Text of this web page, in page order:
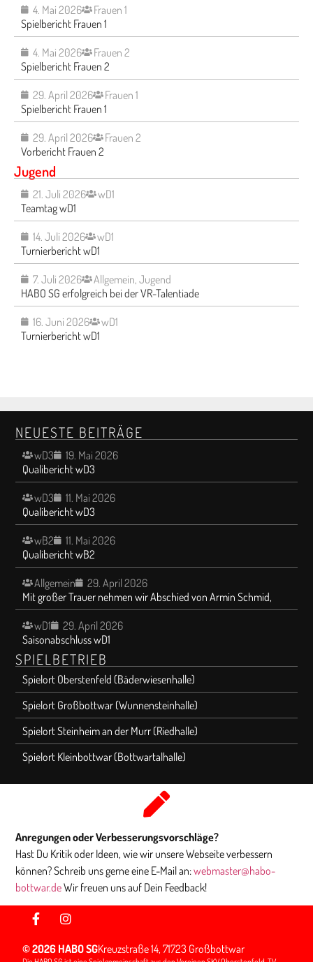
4. Mai 2026
Frauen 1
Spielbericht Frauen 1
4. Mai 2026
Frauen 2
Spielbericht Frauen 2
29. April 2026
Frauen 1
Spielbericht Frauen 1
29. April 2026
Frauen 2
Vorbericht Frauen 2
Jugend
21. Juli 2026
wD1
Teamtag wD1
14. Juli 2026
wD1
Turnierbericht wD1
7. Juli 2026 Allgemein, Jugend
HABO SG erfolgreich bei der VR-Talentiade
16. Juni 2026
wD1
Turnierbericht wD1
NEUESTE BEITRÄGE
wD3
19. Mai 2026
Qualibericht wD3
wD3
11. Mai 2026
Qualibericht wD3
wB2
11. Mai 2026
Qualibericht wB2
Allgemein
29. April 2026
Mit großer Trauer nehmen wir Abschied von Armin Schmid,
wD1
29. April 2026
Saisonabschluss wD1
SPIELBETRIEB
Spielort Oberstenfeld (Bäderwiesenhalle)
Spielort Großbottwar (Wunnensteinhalle)
Spielort Steinheim an der Murr (Riedhalle)
Spielort Kleinbottwar (Bottwartalhalle)
Anregungen oder Verbesserungsvorschläge?
Hast Du Kritik oder Ideen, wie wir unsere Webseite verbessern
können? Schreib uns gerne eine E-Mail an:webmaster@habo-
bottwar.deWir freuen uns auf Dein Feedback!
© 2026 HABO SGKreuzstraße 14, 71723 Großbottwar